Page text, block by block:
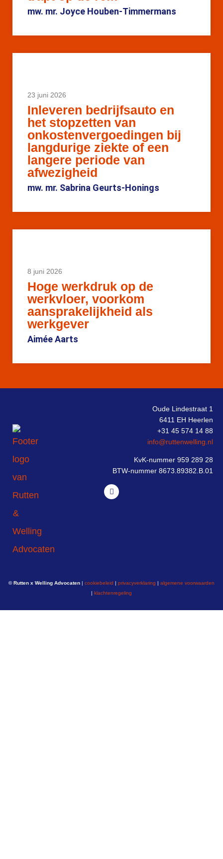
mw. mr. Joyce Houben-Timmermans
23 juni 2026
Inleveren bedrijfsauto en
het stopzetten van
onkostenvergoedingen bij
langdurige ziekte of een
langere periode van
afwezigheid
mw. mr. Sabrina Geurts-Honings
8 juni 2026
Hoge werkdruk op de
werkvloer, voorkom
aansprakelijkheid als
werkgever
Aimée Aarts
Oude Lindestraat 1
6411 EH Heerlen
+31 45 574 14 88
info@ruttenwelling.nl
KvK-nummer 959 289 28
BTW-nummer 8673.89382.B.01
© Rutten x Welling Advocaten | cookiebeleid | privacyverklaring | algemene voorwaarden
| klachtenregeling